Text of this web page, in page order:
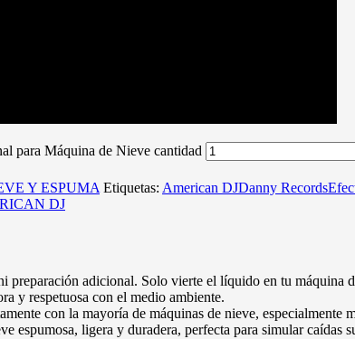
para Máquina de Nieve cantidad
Y ESPUMA Etiquetas: American DJDanny Records
DJ
preparación adicional. Solo vierte el líquido en tu máquina
y respetuosa con el medio ambiente.
con la mayoría de máquinas de nieve, especialmente
espumosa, ligera y duradera, perfecta para simular caídas